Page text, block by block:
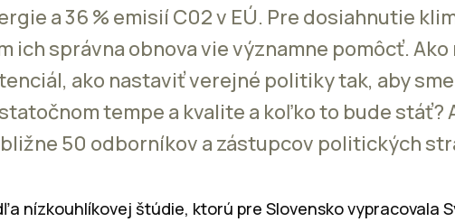
a 36 % emisií C02 v EÚ. Pre dosiahnutie
ich správna obnova vie významne pomôcť.
ako nastaviť verejné politiky tak, aby
tempe a kvalite a koľko to bude stáť?
50 odborníkov a zástupcov politických
nízkouhlíkovej štúdie, ktorú pre Slovensko vypracovala